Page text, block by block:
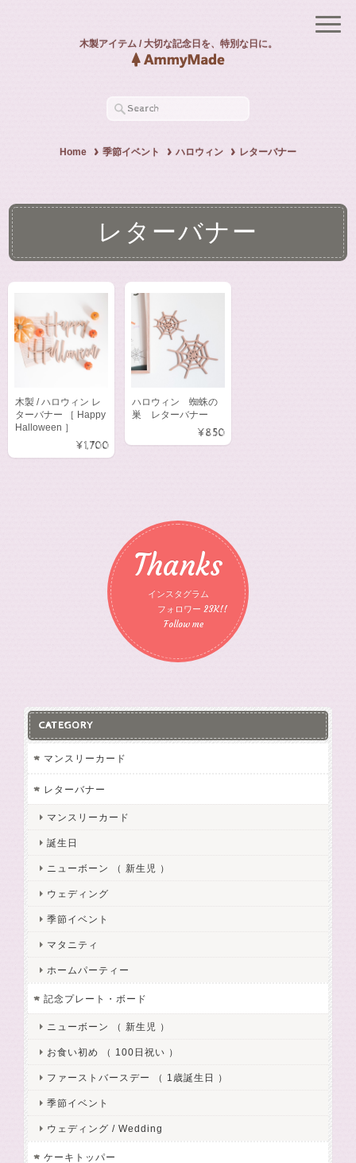
木製アイテム / 大切な記念日を、特別な日に。
Home 季節イベント ハロウィン レターバナー
レターバナー
木製 / ハロウィン レ
ターバナー ［ Happy
Halloween ］
¥1,700
ハロウィン 蜘蛛の
巣 レターバナー
¥850
Thanks
インスタグラム
フォロワー 23K!!
Follow me
CATEGORY
マンスリーカード
レターバナー
マンスリーカード
誕生日
ニューボーン （ 新生児 ）
ウェディング
季節イベント
マタニティ
ホームパーティー
記念プレート・ボード
ニューボーン （ 新生児 ）
お食い初め （ 100日祝い ）
ファーストバースデー （ 1歳誕生日 ）
季節イベント
ウェディング / Wedding
ケーキトッパー